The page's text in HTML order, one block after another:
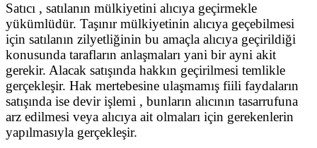
Satıcı , satılanın mülkiyetini alıcıya geçirmekle
yükümlüdür. Taşınır mülkiyetinin alıcıya geçebilmesi
için satılanın zilyetliğinin bu amaçla alıcıya geçirildiği
konusunda tarafların anlaşmaları yani bir ayni akit
gerekir. Alacak satışında hakkın geçirilmesi temlikle
gerçekleşir. Hak mertebesine ulaşmamış fiili faydaların
satışında ise devir işlemi , bunların alıcının tasarrufuna
arz edilmesi veya alıcıya ait olmaları için gerekenlerin
yapılmasıyla gerçekleşir.